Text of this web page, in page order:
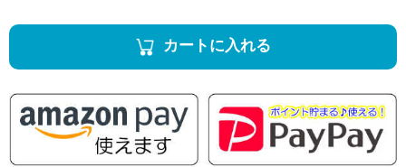
カートに入れる